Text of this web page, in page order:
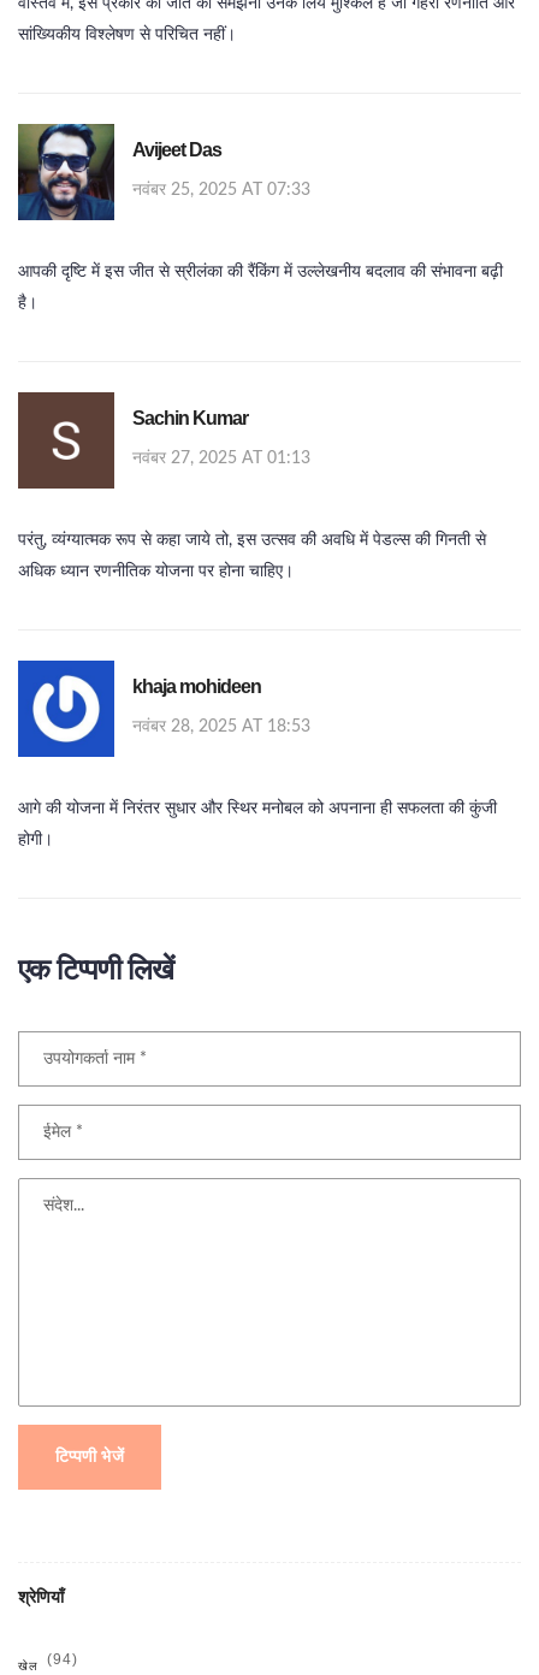
वास्तव में, इस प्रकार की जीत को समझना उनके लिये मुश्किल है जो गहरी रणनीति और
सांख्यिकीय विश्लेषण से परिचित नहीं।
Avijeet Das
नवंबर 25, 2025 AT 07:33
आपकी दृष्टि में इस जीत से स्रीलंका की रैंकिंग में उल्लेखनीय बदलाव की संभावना बढ़ी
है।
Sachin Kumar
नवंबर 27, 2025 AT 01:13
परंतु, व्यंग्यात्मक रूप से कहा जाये तो, इस उत्सव की अवधि में पेडल्स की गिनती से
अधिक ध्यान रणनीतिक योजना पर होना चाहिए।
khaja mohideen
नवंबर 28, 2025 AT 18:53
आगे की योजना में निरंतर सुधार और स्थिर मनोबल को अपनाना ही सफलता की कुंजी
होगी।
एक टिप्पणी लिखें
टिप्पणी भेजें
श्रेणियाँ
खेल (94)